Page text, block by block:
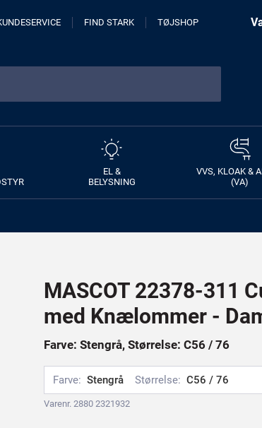
FIND STARK TØJSHOP
EL &
BELYSNING
VVS, KLOAK &
(VA)
MASCOT 22378-311
med Knælommer -
Farve: Stengrå, Størrelse: C56 / 76
Farve: Stengrå Størrelse: C56 / 76
Varenr. 2880 2321932